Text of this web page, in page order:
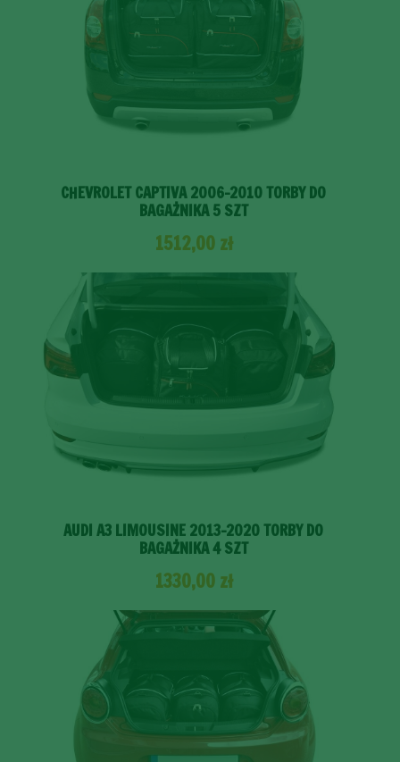
CHEVROLET CAPTIVA 2006-2010 TORBY DO
BAGAŻNIKA 5 SZT
1512,00 zł
AUDI A3 LIMOUSINE 2013-2020 TORBY DO
BAGAŻNIKA 4 SZT
1330,00 zł